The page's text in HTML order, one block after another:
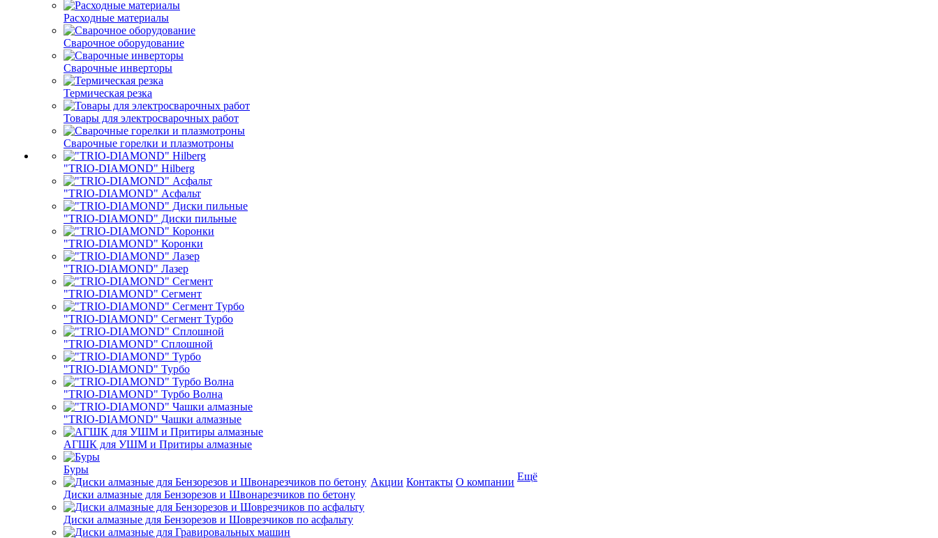
Расходные материалы
Сварочное оборудование
Сварочные инверторы
Термическая резка
Товары для электросварочных работ
Сварочные горелки и плазмотроны
"TRIO-DIAMOND" Hilberg
"TRIO-DIAMOND" Асфальт
"TRIO-DIAMOND" Диски пильные
"TRIO-DIAMOND" Коронки
"TRIO-DIAMOND" Лазер
"TRIO-DIAMOND" Сегмент
"TRIO-DIAMOND" Сегмент Турбо
"TRIO-DIAMOND" Сплошной
"TRIO-DIAMOND" Турбо
"TRIO-DIAMOND" Турбо Волна
"TRIO-DIAMOND" Чашки алмазные
АГШК для УШМ и Притиры алмазные
Буры
Диски алмазные для Бензорезов и Швонарезчиков по бетону
Диски алмазные для Бензорезов и Шоврезчиков по асфальту
Акции Контакты О компании Ещё